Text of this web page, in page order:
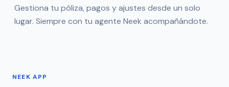
Gestiona tu póliza, pagos y ajustes desde un solo
lugar. Siempre con tu agente Neek acompañándote.
NEEK APP